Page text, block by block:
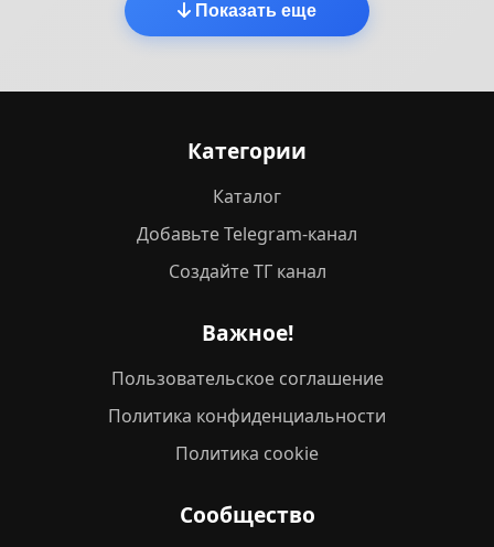
Показать еще
Категории
Каталог
Добавьте Telegram-канал
Создайте ТГ канал
Важное!
Пользовательское соглашение
Политика конфиденциальности
Политика cookie
Сообщество